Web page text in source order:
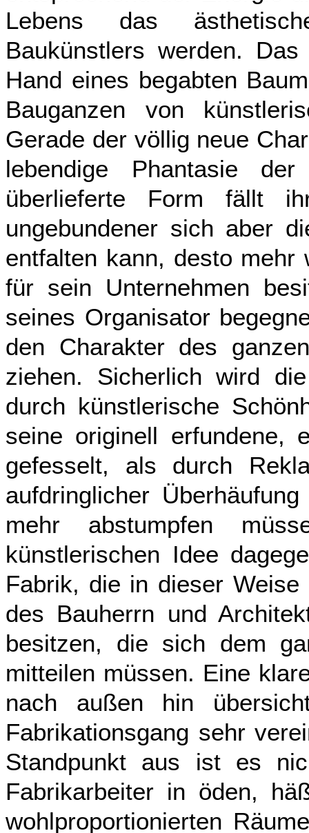
Lebens das
Baukünstlers werden.
Hand eines begabten
Bauganzen von
Gerade der völlig neue
lebendige Phantasie
überlieferte Form fällt
ungebundener sich aber
entfalten kann, desto mehr
für sein Unternehmen
seines Organisator
den Charakter des
ziehen. Sicherlich wird
durch künstlerische
seine originell erfundene,
gefesselt, als durch
aufdringlicher
mehr abstumpfen
künstlerischen Idee
Fabrik, die in dieser Weise
des Bauherrn und
besitzen, die sich dem
mitteilen müssen. Eine
nach außen hin
Fabrikationsgang sehr
Standpunkt aus ist es
Fabrikarbeiter in öden,
wohlproportionierten